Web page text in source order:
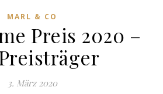
MARL & CO
Preis 2020 –
3. März 2020